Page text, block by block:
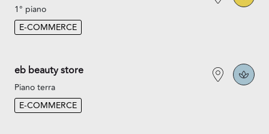
1° piano
E-COMMERCE
eb beauty store
Piano terra
E-COMMERCE